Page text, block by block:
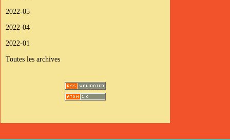
2022-05
2022-04
2022-01
Toutes les archives